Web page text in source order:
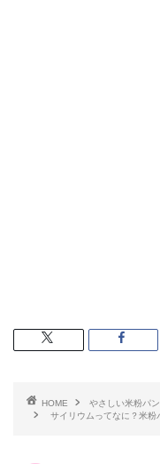
HOME
やさしい米粉パ
サイリウムってなに？米粉